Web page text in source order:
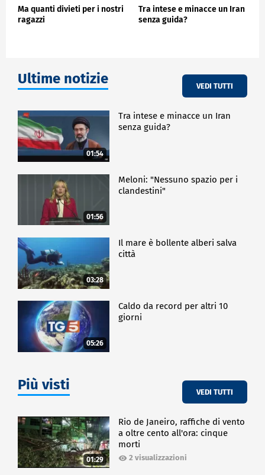
Ma quanti divieti per i nostri
ragazzi
Tra intese e minacce un Iran
senza guida?
Ultime notizie VEDI TUTTI
01:54
Tra intese e minacce un Iran
senza guida?
01:56
Meloni: "Nessuno spazio per i
clandestini"
03:28
Il mare è bollente alberi salva
città
05:26
Caldo da record per altri 10
giorni
Più visti VEDI TUTTI
01:29
Rio de Janeiro, raffiche di vento
a oltre cento all'ora: cinque
morti
2 visualizzazioni